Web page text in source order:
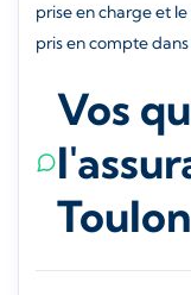
prise en charge et
pris en compte
Vos
Toulon